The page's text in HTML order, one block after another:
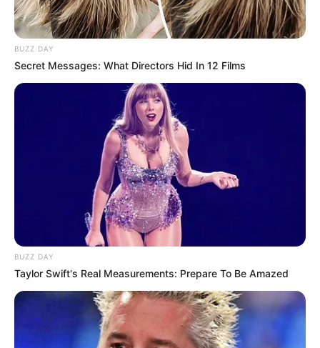
BUZZ DAY
Secret Messages: What Directors Hid In 12 Films
BUZZ DAY
Taylor Swift's Real Measurements: Prepare To Be Amazed